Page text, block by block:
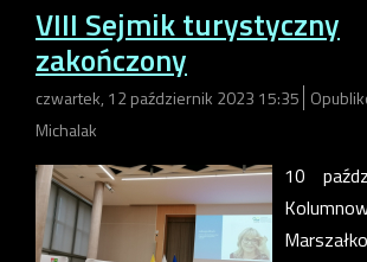
VIII Sejmik turystyczny
zakończony
czwartek, 12 październik 2023 15:35
Michalak
10